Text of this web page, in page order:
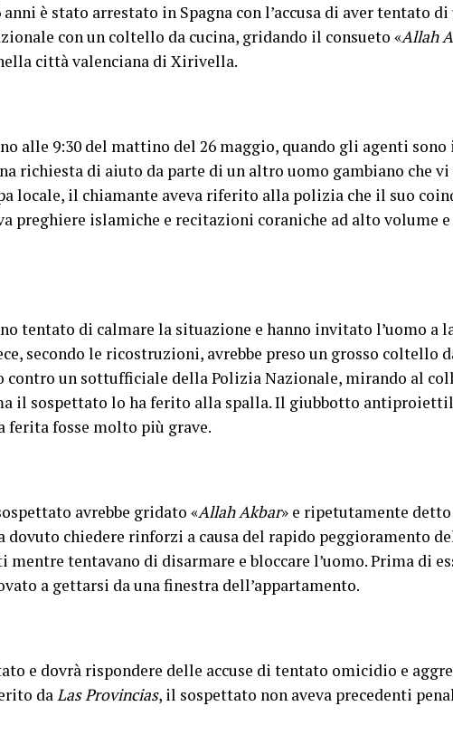
è stato arrestato in Spagna con l’accusa di aver tentato di
con un coltello da cucina, gridando il consueto «Allah
città valenciana di Xirivella.
alle 9:30 del mattino del 26 maggio, quando gli agenti
richiesta di aiuto da parte di un altro uomo gambiano che vi
locale, il chiamante aveva riferito alla polizia che il suo
preghiere islamiche e recitazioni coraniche ad alto volume e
tentato di calmare la situazione e hanno invitato l’uomo a
secondo le ricostruzioni, avrebbe preso un grosso coltello
contro un sottufficiale della Polizia Nazionale, mirando al
il sospettato lo ha ferito alla spalla. Il giubbotto
ferita fosse molto più grave.
avrebbe gridato «Allah Akbar» e ripetutamente
dovuto chiedere rinforzi a causa del rapido peggioramento
tentavano di disarmare e bloccare l’uomo. Prima di
a gettarsi da una finestra dell’appartamento.
e dovrà rispondere delle accuse di tentato omicidio e
daLas Provincias, il sospettato non aveva precedenti